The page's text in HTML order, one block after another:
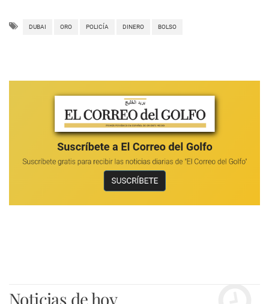
DUBAI ORO POLICÍA DINERO BOLSO
Noticias de hoy